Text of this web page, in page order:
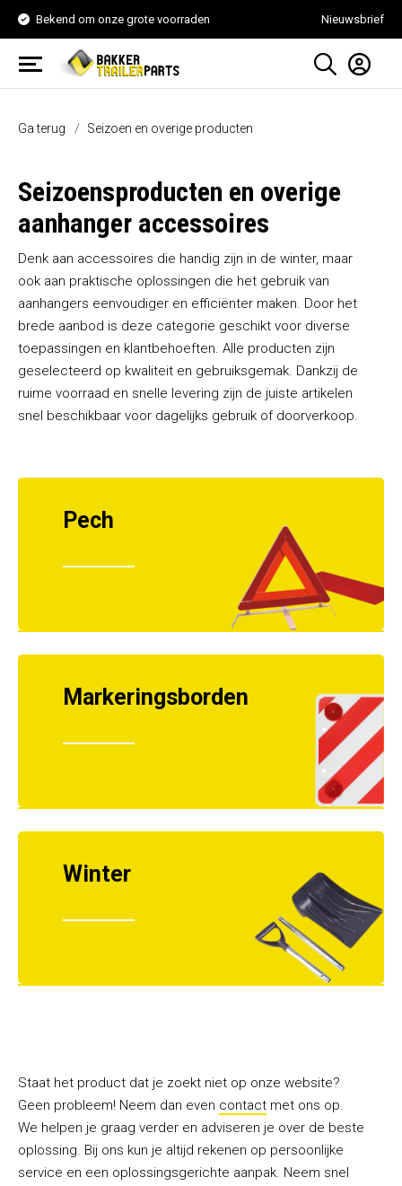
Bekend om onze grote voorraden Nieuwsbrief
Ga terug Seizoen en overige producten
Seizoensproducten en overige
aanhanger accessoires
Denk aan accessoires die handig zijn in de winter, maar
ook aan praktische oplossingen die het gebruik van
aanhangers eenvoudiger en efficiënter maken. Door het
brede aanbod is deze categorie geschikt voor diverse
toepassingen en klantbehoeften. Alle producten zijn
geselecteerd op kwaliteit en gebruiksgemak. Dankzij de
ruime voorraad en snelle levering zijn de juiste artikelen
snel beschikbaar voor dagelijks gebruik of doorverkoop.
Pech
Markeringsborden
Winter
Staat het product dat je zoekt niet op onze website?
Geen probleem! Neem dan even contact met ons op.
We helpen je graag verder en adviseren je over de beste
oplossing. Bij ons kun je altijd rekenen op persoonlijke
service en een oplossingsgerichte aanpak. Neem snel